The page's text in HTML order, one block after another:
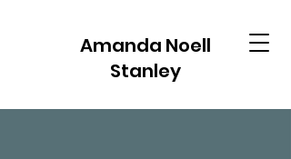
Amanda Noell
Stanley